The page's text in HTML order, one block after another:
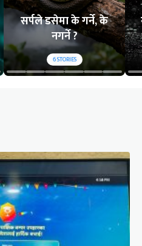
सर्पले डसेमा के गर्ने, के
नगर्ने ?
6STORIES